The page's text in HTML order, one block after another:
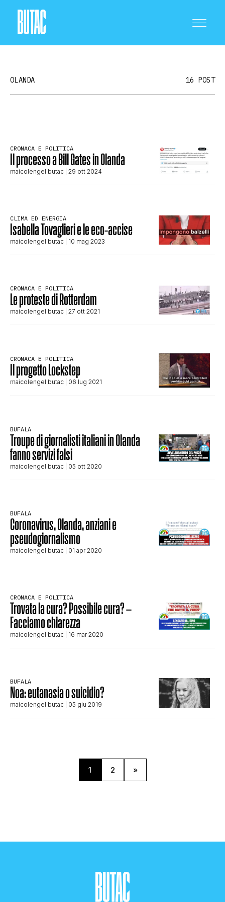
SCIENZA E TECNOLOGIA
STORIA E CITAZIONI
COMPLOTTI, LEGGENDE URBANE ED
EDITORIALI
CLIMA ED ENERGIA
CHI SIAMO
OLANDA 16 POST
CRONACA E POLITICA
Il processo a Bill Gates in Olanda
maicolengel butac | 29 ott 2024
CLIMA ED ENERGIA
Isabella Tovaglieri e le eco-accise
maicolengel butac | 10 mag 2023
CRONACA E POLITICA
Le proteste di Rotterdam
maicolengel butac | 27 ott 2021
CRONACA E POLITICA
Il progetto Lockstep
maicolengel butac | 06 lug 2021
BUFALA
Troupe di giornalisti italiani in Olanda
fanno servizi falsi
maicolengel butac | 05 ott 2020
BUFALA
Coronavirus, Olanda, anziani e
pseudogiornalismo
maicolengel butac | 01 apr 2020
CRONACA E POLITICA
Trovata la cura? Possibile cura? –
Facciamo chiarezza
maicolengel butac | 16 mar 2020
BUFALA
Noa: eutanasia o suicidio?
maicolengel butac | 05 giu 2019
1 2 »